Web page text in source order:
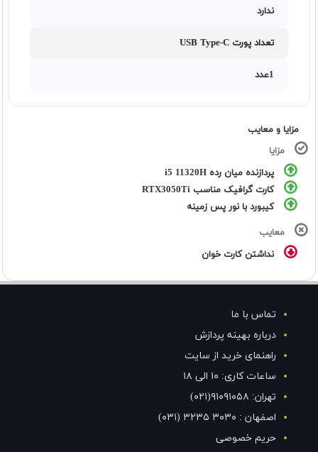
ندارد
تعداد پورت USB Type-C
1عدد
مزایا و معایب
مزایا
پردازنده میان رده i5 11320H
کارت گرافیک مناسب RTX3050Ti
کیبورد با نور پس زمینه
معایب
نداشتن کارت خوان
تماس با ما
درباره بهینه پردازش
راهنمای خرید از سایت
ساعات کاری: ۱۰ الی ۱۸
تهران: ۹۱۰۹۱۰۵۸(۰۲۱)
اصفهان : ۳۰۳۰ ۳۲۳۵ (۰۳۱)
حریم خصوصی